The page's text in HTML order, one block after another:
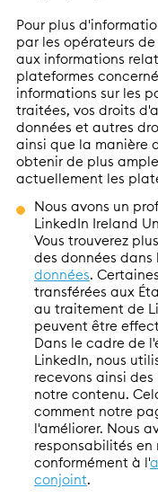
Pour plus
par les opérateurs
aux informations
plateformes
informations sur les
traitées, vos droits
données et autres
ainsi que la manière
obtenir de plus
actuellement les
Nous avons un
LinkedIn Ireland
Vous trouverez
des données dans
données.
transférées aux
au traitement de
peuvent être
Dans le cadre de
LinkedIn, nous
recevons ainsi
notre contenu.
comment notre
l'améliorer. Nous
responsabilités
conformément à l'
conjoint.